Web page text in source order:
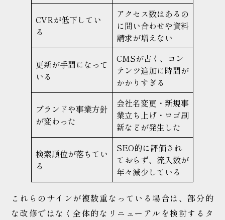
CVRが低下してい
る
アクセス数はあるの
に問い合わせや資料
請求が増えない
更新が手間になって
いる
CMSが古く、コン
テンツ追加に時間が
かかりすぎる
ブランドや事業方針
が変わった
会社名変更・新規事
業立ち上げ・ロゴ刷
新などが発生した
検索順位が落ちてい
る
SEO的に評価され
ておらず、流入数が
年々減少している
これらのサインが複数重なっている場合は、部分的
な改修ではなく全体的なリニューアルを検討するタ